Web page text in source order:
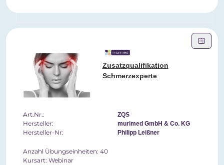
Zusatzqualifikation
Schmerzexperte
Art.Nr.: ZQS
Hersteller: murimed GmbH & Co. KG
Hersteller-Nr: Philipp Leißner
Anzahl Übungseinheiten: 40
Kursart: Webinar